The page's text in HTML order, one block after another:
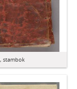
stambok